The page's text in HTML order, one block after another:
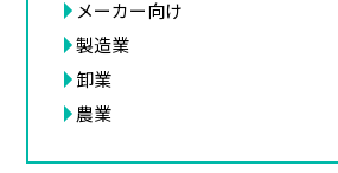
メーカー向け
製造業
卸業
農業